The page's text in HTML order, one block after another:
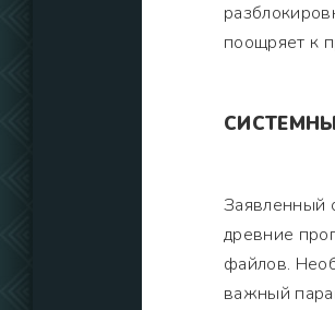
поощряет к
Заявленный
древние
файлов.
важный